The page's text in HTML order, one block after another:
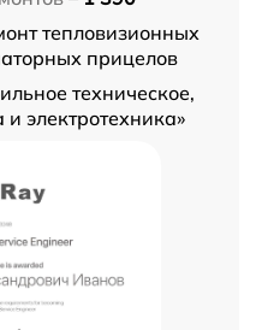
тепловизионных
прицелов
техническое,
и электротехника»